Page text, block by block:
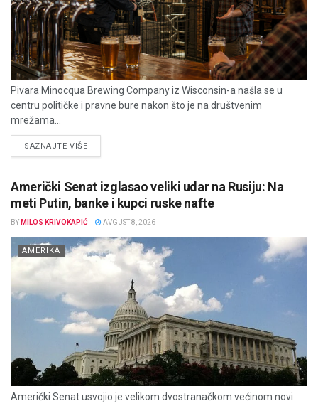
Pivara Minocqua Brewing Company iz Wisconsin-a našla se u
centru političke i pravne bure nakon što je na društvenim
mrežama...
SAZNAJTE VIŠEDETAILS
Američki Senat izglasao veliki udar na Rusiju: Na
meti Putin, banke i kupci ruske nafte
BY MILOS KRIVOKAPIĆ AVGUST 8, 2026
AMERIKA
Američki Senat usvojio je velikom dvostranačkom većinom novi